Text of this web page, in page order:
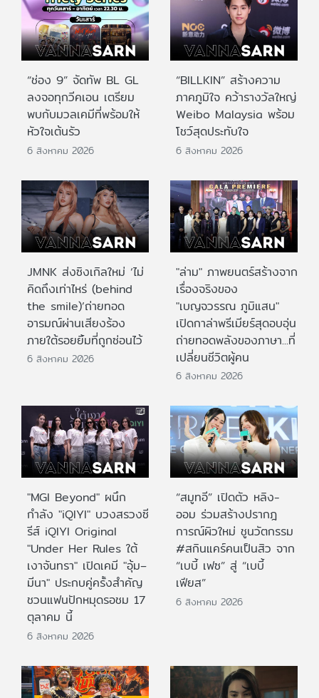
“ช่อง 9” จัดทัพ BL GL
ลงจอทุกวีคเอน เตรียม
พบกับมวลเคมีที่พร้อมให้
หัวใจเต้นรัว
6 สิงหาคม 2026
“BILLKIN” สร้างความ
ภาคภูมิใจ คว้ารางวัลใหญ่
Weibo Malaysia พร้อม
โชว์สุดประทับใจ
6 สิงหาคม 2026
JMNK ส่งซิงเกิลใหม่ ‘ไม่
คิดถึงเท่าไหร่ (behind
the smile)’ถ่ายทอด
อารมณ์ผ่านเสียงร้อง
ภายใต้รอยยิ้มที่ถูกซ่อนไว้
6 สิงหาคม 2026
"ล่าม" ภาพยนตร์สร้างจาก
เรื่องจริงของ
"เบญจวรรณ ภูมิแสน"
เปิดกาล่าพรีเมียร์สุดอบอุ่น
ถ่ายทอดพลังของภาษา...ที่
เปลี่ยนชีวิตผู้คน
6 สิงหาคม 2026
"MGI Beyond" ผนึก
กำลัง "iQIYI" บวงสรวงซี
รีส์ iQIYI Original
"Under Her Rules ใต้
เงาจันทรา" เปิดเคมี "อุ้ม–
มีนา" ประกบคู่ครั้งสำคัญ
ชวนแฟนปักหมุดรอชม 17
ตุลาคม นี้
6 สิงหาคม 2026
“สมูทอี” เปิดตัว หลิง-
ออม ร่วมสร้างปรากฎ
การณ์ผิวใหม่ ชูนวัตกรรม
#สกินแคร์คนเป็นสิว จาก
“เบบี้ เฟซ” สู่ “เบบี้
เฟียส”
6 สิงหาคม 2026